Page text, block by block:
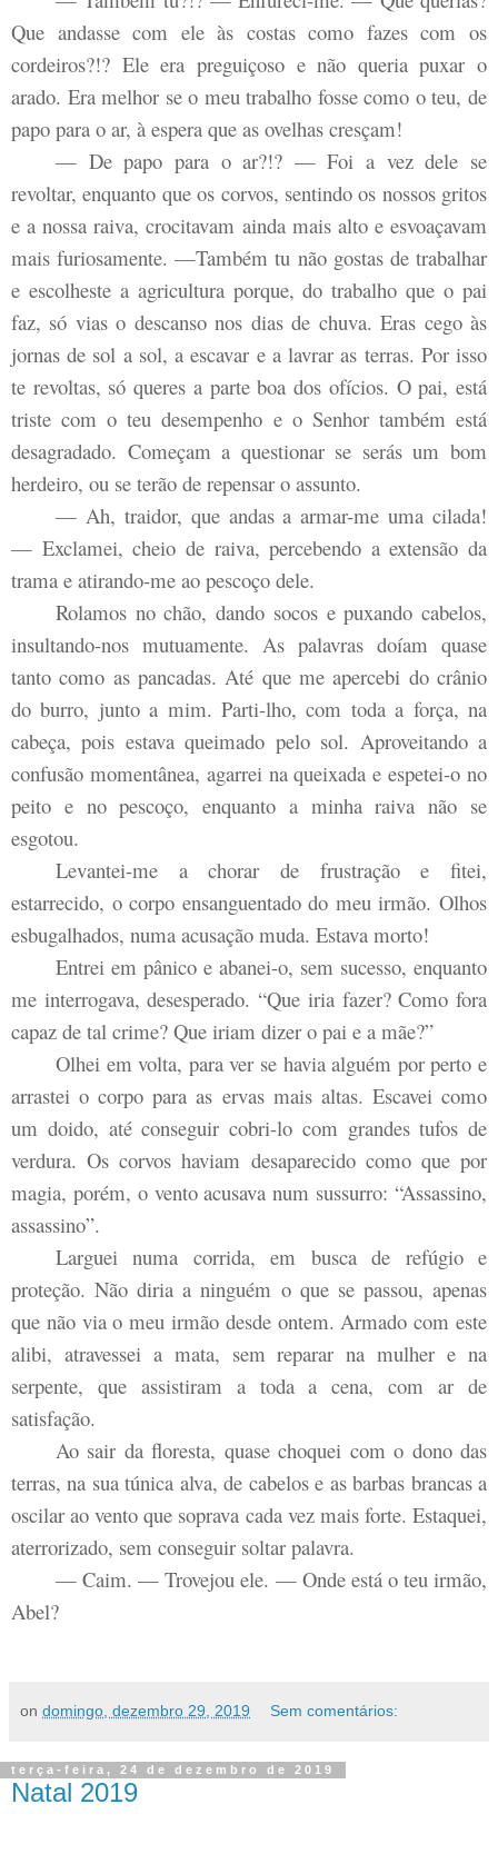
Que andasse com ele às costas como fazes com os
cordeiros?!? Ele era preguiçoso e não queria puxar o
arado. Era melhor se o meu trabalho fosse como o teu, de
papo para o ar, à espera que as ovelhas cresçam!
— De papo para o ar?!? — Foi a vez dele se
revoltar, enquanto que os corvos, sentindo os nossos gritos
e a nossa raiva, crocitavam ainda mais alto e esvoaçavam
mais furiosamente. —Também tu não gostas de trabalhar
e escolheste a agricultura porque, do trabalho que o pai
faz, só vias o descanso nos dias de chuva. Eras cego às
jornas de sol a sol, a escavar e a lavrar as terras. Por isso
te revoltas, só queres a parte boa dos ofícios. O pai, está
triste com o teu desempenho e o Senhor também está
desagradado. Começam a questionar se serás um bom
herdeiro, ou se terão de repensar o assunto.
— Ah, traidor, que andas a armar-me uma cilada!
— Exclamei, cheio de raiva, percebendo a extensão da
trama e atirando-me ao pescoço dele.
Rolamos no chão, dando socos e puxando cabelos,
insultando-nos mutuamente. As palavras doíam quase
tanto como as pancadas. Até que me apercebi do crânio
do burro, junto a mim. Parti-lho, com toda a força, na
cabeça, pois estava queimado pelo sol. Aproveitando a
confusão momentânea, agarrei na queixada e espetei-o no
peito e no pescoço, enquanto a minha raiva não se
esgotou.
Levantei-me a chorar de frustração e fitei,
estarrecido, o corpo ensanguentado do meu irmão. Olhos
esbugalhados, numa acusação muda. Estava morto!
Entrei em pânico e abanei-o, sem sucesso, enquanto
me interrogava, desesperado. “Que iria fazer? Como fora
capaz de tal crime? Que iriam dizer o pai e a mãe?”
Olhei em volta, para ver se havia alguém por perto e
arrastei o corpo para as ervas mais altas. Escavei como
um doido, até conseguir cobri-lo com grandes tufos de
verdura. Os corvos haviam desaparecido como que por
magia, porém, o vento acusava num sussurro: “Assassino,
assassino”.
Larguei numa corrida, em busca de refúgio e
proteção. Não diria a ninguém o que se passou, apenas
que não via o meu irmão desde ontem. Armado com este
alibi, atravessei a mata, sem reparar na mulher e na
serpente, que assistiram a toda a cena, com ar de
satisfação.
Ao sair da floresta, quase choquei com o dono das
terras, na sua túnica alva, de cabelos e as barbas brancas a
oscilar ao vento que soprava cada vez mais forte. Estaquei,
aterrorizado, sem conseguir soltar palavra.
— Caim. — Trovejou ele. — Onde está o teu irmão,
Abel?
on domingo, dezembro 29, 2019 Sem comentários:
terça-feira, 24 de dezembro de 2019
Natal 2019